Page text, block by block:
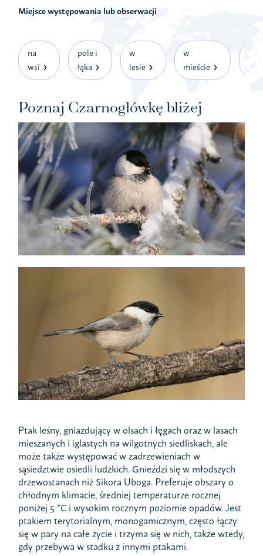
Miejsce występowania lub obserwacji
na
wsi
pole i
łąka
w
lesie
w
mieście
Poznaj Czarnogłówkę bliżej
Ptak leśny, gniazdujący w olsach i łęgach oraz w lasach
mieszanych i iglastych na wilgotnych siedliskach, ale
może także występować w zadrzewieniach w
sąsiedztwie osiedli ludzkich. Gnieździ się w młodszych
drzewostanach niż Sikora Uboga. Preferuje obszary o
chłodnym klimacie, średniej temperaturze rocznej
poniżej 5 *C i wysokim rocznym poziomie opadów. Jest
ptakiem terytorialnym, monogamicznym, często łączy
się w pary na całe życie i trzyma się w nich, także wtedy,
gdy przebywa w stadku z innymi ptakami.